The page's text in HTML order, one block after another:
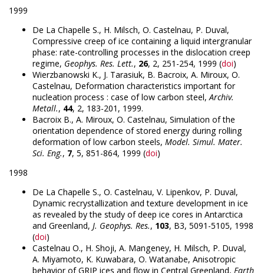
1999
De La Chapelle S., H. Milsch, O. Castelnau, P. Duval,
Compressive creep of ice containing a liquid intergranular
phase: rate-controlling processes in the dislocation creep
regime, Geophys. Res. Lett., 26, 2, 251-254, 1999 (doi)
Wierzbanowski K., J. Tarasiuk, B. Bacroix, A. Miroux, O.
Castelnau, Deformation characteristics important for
nucleation process : case of low carbon steel,Archiv.
Metall., 44, 2, 183-201, 1999.
Bacroix B., A. Miroux, O. Castelnau, Simulation of the
orientation dependence of stored energy during rolling
deformation of low carbon steels, Model. Simul. Mater.
Sci. Eng., 7, 5, 851-864, 1999 (doi)
1998
De La Chapelle S., O. Castelnau, V. Lipenkov, P. Duval,
Dynamic recrystallization and texture development in ice
as revealed by the study of deep ice cores in Antarctica
and Greenland, J. Geophys. Res., 103, B3, 5091-5105, 1998
(doi)
Castelnau O., H. Shoji, A. Mangeney, H. Milsch, P. Duval,
A. Miyamoto, K. Kuwabara, O. Watanabe, Anisotropic
behavior of GRIP ices and flow in Central Greenland, Earth